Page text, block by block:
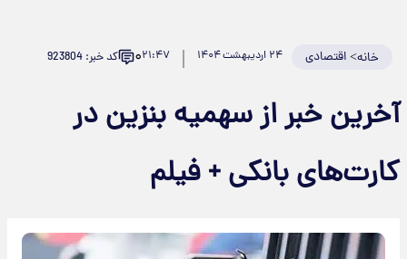
خانه>اقتصادی ۲۴ اردیبهشت ۱۴۰۴ ۲۱:۴۷۰ کد خبر: 923804
آخرین خبر از سهمیه بنزین در
کارت‌های بانکی + فیلم